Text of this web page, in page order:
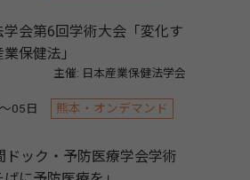
学会第6回学術大会「変化す
保健法」
主催: 日本産業保健法学会
05日
熊本・オンデマンド
ドック・予防医療学会学術